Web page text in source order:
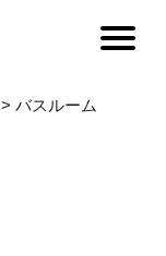
> バスルーム